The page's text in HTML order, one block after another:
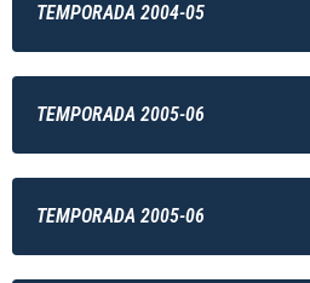
TEMPORADA 2004-05
TEMPORADA 2005-06
TEMPORADA 2005-06